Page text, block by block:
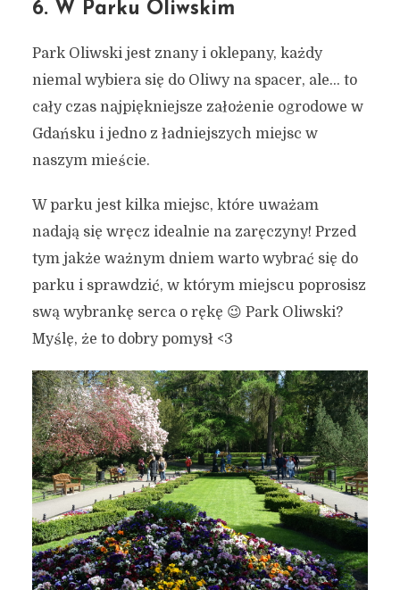
6. W Parku Oliwskim
Park Oliwski jest znany i oklepany, każdy
niemal wybiera się do Oliwy na spacer, ale… to
cały czas najpiękniejsze założenie ogrodowe w
Gdańsku i jedno z ładniejszych miejsc w
naszym mieście.
W parku jest kilka miejsc, które uważam
nadają się wręcz idealnie na zaręczyny! Przed
tym jakże ważnym dniem warto wybrać się do
parku i sprawdzić, w którym miejscu poprosisz
swą wybrankę serca o rękę 😉 Park Oliwski?
Myślę, że to dobry pomysł <3